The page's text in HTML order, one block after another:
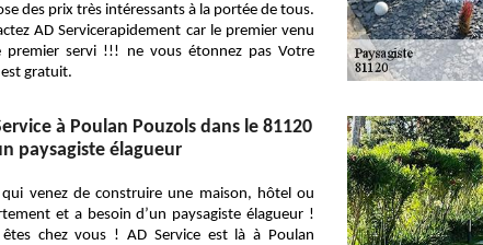
des prix très intéressants à la portée de tous.
AD Servicerapidement car le premier venu
premier servi !!! ne vous étonnez pas Votre
gratuit.
à Poulan Pouzols dans le 81120
paysagiste élagueur
qui venez de construire une maison, hôtel ou
et a besoin d’un paysagiste élagueur !
chez vous ! AD Service est là à Poulan